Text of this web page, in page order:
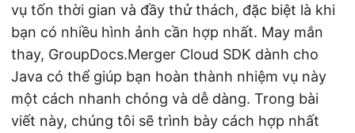
vụ tốn thời gian và đầy thử thách, đặc biệt là khi
bạn có nhiều hình ảnh cần hợp nhất. May mắn
thay, GroupDocs.Merger Cloud SDK dành cho
Java có thể giúp bạn hoàn thành nhiệm vụ này
một cách nhanh chóng và dễ dàng. Trong bài
viết này, chúng tôi sẽ trình bày cách hợp nhất